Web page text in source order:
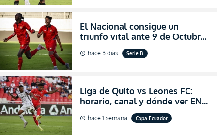
El Nacional consigue un
triunfo vital ante 9 de Octubre
para encender la fe en la
salvación
schedule hace 3 días Serie B
Liga de Quito vs Leones FC:
horario, canal y dónde ver EN
VIVO los octavos de final de la
Copa Ecuador 2026
schedule hace 1 semana Copa Ecuador